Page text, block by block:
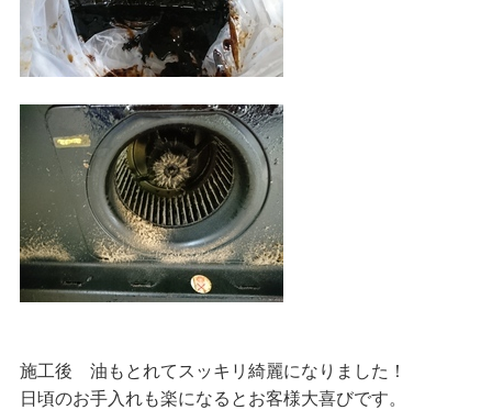
施工後 油もとれてスッキリ綺麗になりました！
日頃のお手入れも楽になるとお客様大喜びです。